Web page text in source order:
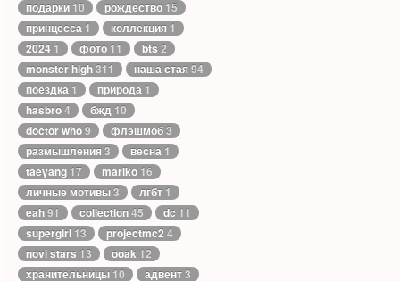
подарки 10 рождество 15
принцесса 1 коллекция 1
2024 1 фото 11 bts 2
monster high311 наша стая94
поездка 1 природа 1
hasbro4 бжд 10
doctor who9 флэшмоб3
размышления3 весна 1
taeyang 17 mariko 16
личные мотивы3 лгбт 1
eah91 collection45 dc 11
supergirl 13 projectmc2 4
novi stars 13 ooak 12
хранительницы 10 адвент3